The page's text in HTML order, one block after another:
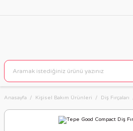
Anasayfa Kişisel Bakım Ürünleri Diş Fırçaları